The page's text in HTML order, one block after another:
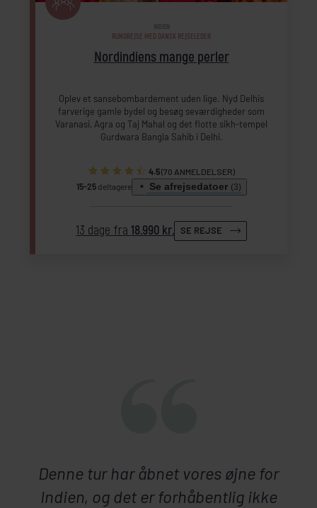
Nordindiens mange perler
INDIEN
RUNDREJSE MED DANSK REJSELEDER
Oplev et sansebombardement uden lige. Nyd Delhis
farverige gamle bydel og besøg seværdigheder som
Varanasi, Agra og Taj Mahal og det flotte sikh-tempel
Gurdwara Bangla Sahib i Delhi.
4.5(70 ANMELDELSER)
15-25deltagere Se afrejsedatoer (3)
13 dage fra18.990 kr. SE REJSE
Denne tur har åbnet vores øjne for
Indien, og det er forhåbentlig ikke